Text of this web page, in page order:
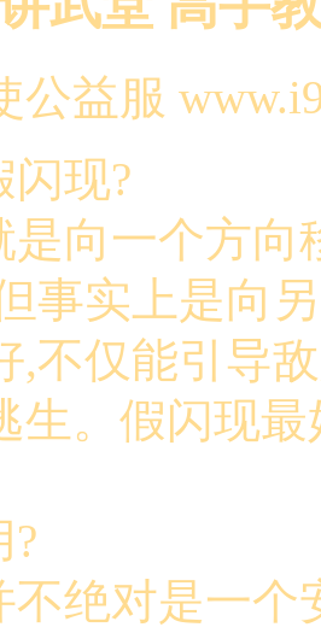
公益服
闪现?
是向一个方向
事实上是向
,不仅能引导
生。假闪现
?
不绝对是一个